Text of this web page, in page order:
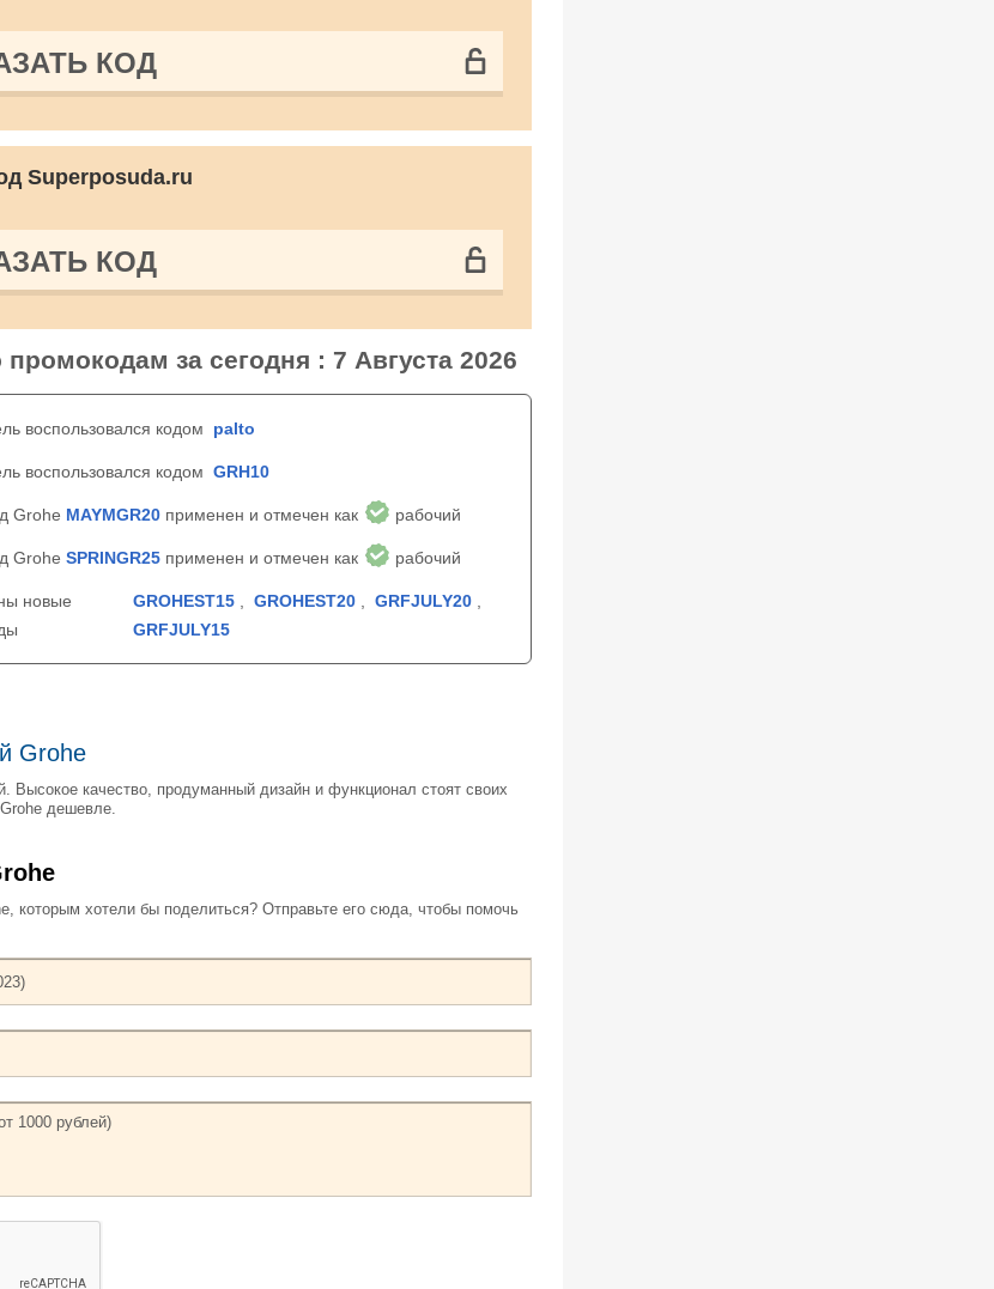
КОД
Superposuda.ru
КОД
за сегодня : 7 Августа 2026
воспользовался кодом palto
воспользовался кодом GRH10
Grohe MAYMGR20 применен и отмечен как рабочий
Grohe SPRINGR25 применен и отмечен как рабочий
новые
GROHEST15, GROHEST20, GRFJULY20,
GRFJULY15
Grohe
Высокое качество, продуманный дизайн и функционал стоят своих
дешевле.
которым хотели бы поделиться? Отправьте его сюда, чтобы помочь